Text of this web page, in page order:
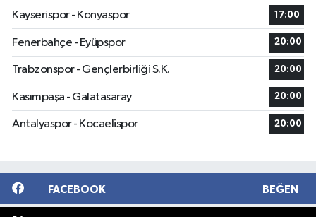
Kayserispor - Konyaspor
17:00
Fenerbahçe - Eyüpspor 20:00
Trabzonspor - Gençlerbirliği S.K. 20:00
Kasımpaşa - Galatasaray 20:00
Antalyaspor - Kocaelispor 20:00
FACEBOOK BEĞEN